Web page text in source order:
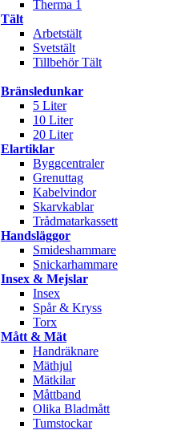
Therma 1
Tält
Arbetstält
Svetstält
Tillbehör Tält
Bränsledunkar
5 Liter
10 Liter
20 Liter
Elartiklar
Byggcentraler
Grenuttag
Kabelvindor
Skarvkablar
Trådmatarkassett
Handsläggor
Smideshammare
Snickarhammare
Insex & Mejslar
Insex
Spår & Kryss
Torx
Mått & Mät
Handräknare
Mäthjul
Mätkilar
Måttband
Olika Bladmått
Tumstockar